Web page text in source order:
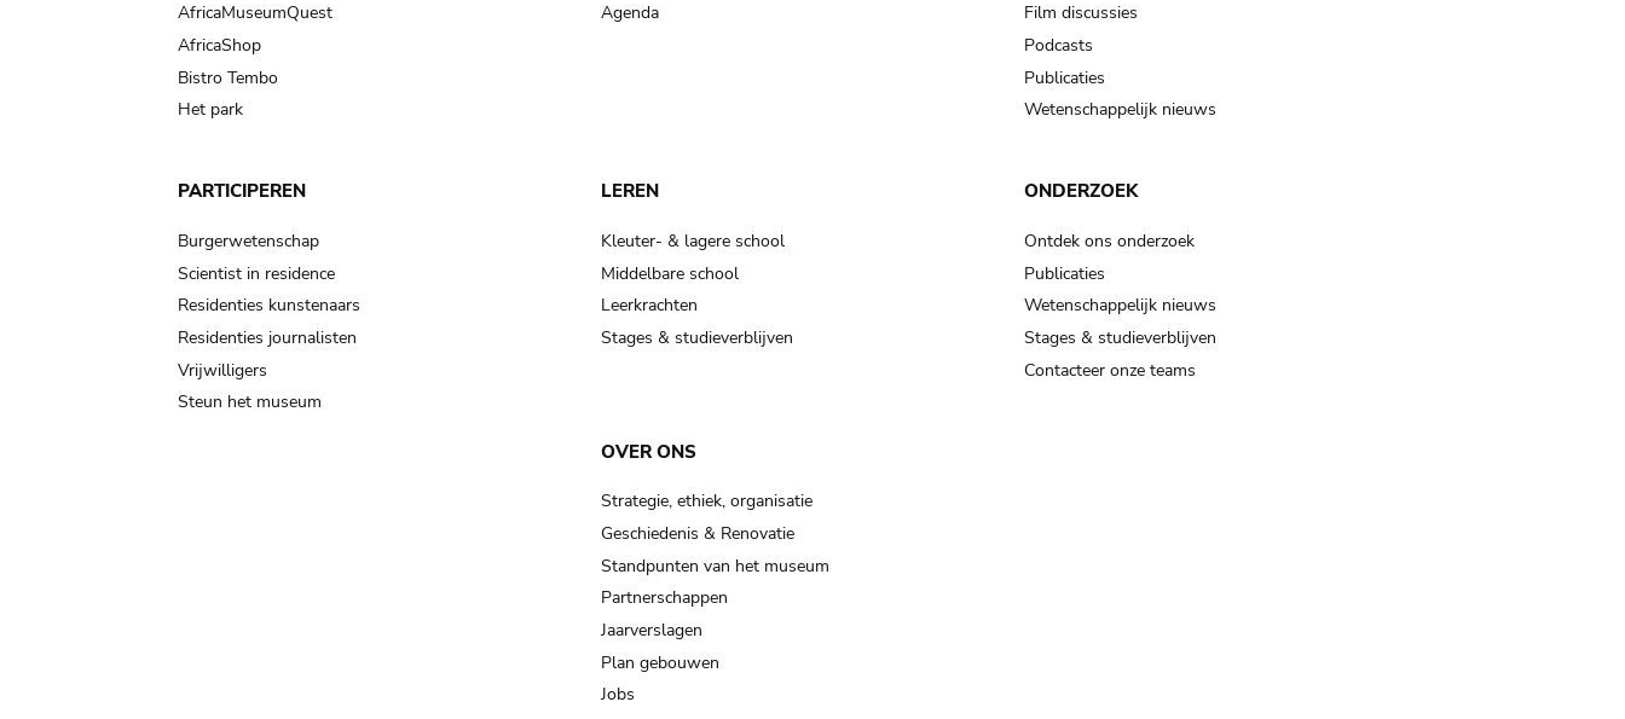
AfricaMuseumQuest
AfricaShop
Bistro Tembo
Het park
Agenda
Film discussies
Podcasts
Publicaties
Wetenschappelijk nieuws
PARTICIPEREN
Burgerwetenschap
Scientist in residence
Residenties kunstenaars
Residenties journalisten
Vrijwilligers
Steun het museum
LEREN
Kleuter- & lagere school
Middelbare school
Leerkrachten
Stages & studieverblijven
ONDERZOEK
Ontdek ons onderzoek
Publicaties
Wetenschappelijk nieuws
Stages & studieverblijven
Contacteer onze teams
OVER ONS
Strategie, ethiek, organisatie
Geschiedenis & Renovatie
Standpunten van het museum
Partnerschappen
Jaarverslagen
Plan gebouwen
Jobs